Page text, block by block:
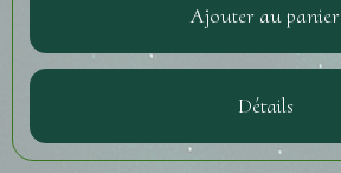
Ajouter au panier
Détails